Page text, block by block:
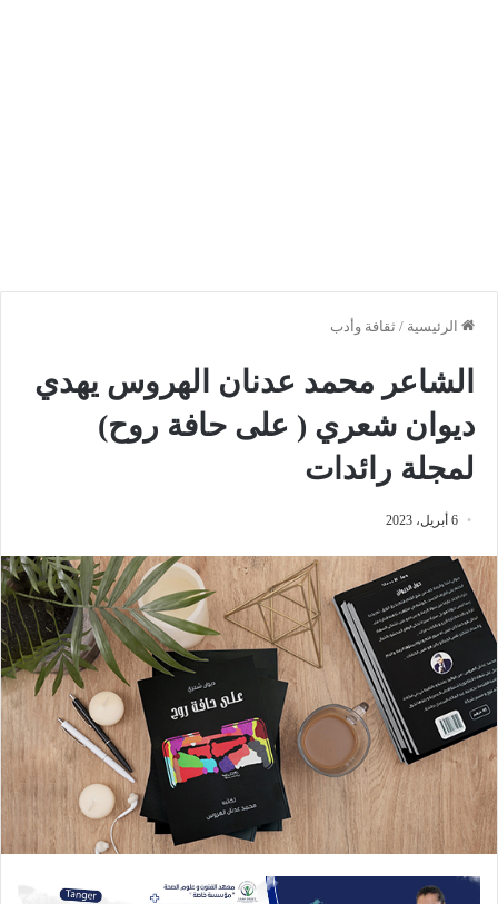
الرئيسية / ثقافة وأدب
الشاعر محمد عدنان الهروس يهدي
ديوان شعري ( على حافة روح)
لمجلة رائدات
6 أبريل، 2023